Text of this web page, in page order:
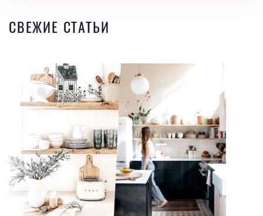
СВЕЖИЕ СТАТЬИ